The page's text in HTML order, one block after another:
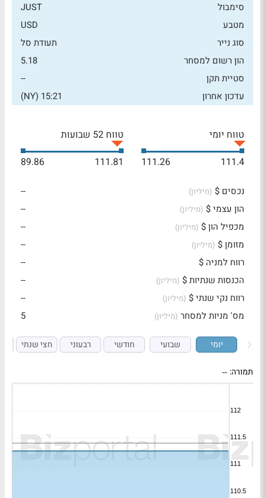
סימבול
JUST
מטבע
USD
סוג נייר
תעודת סל
הון רשום למסחר
5.18
סטיית תקן
--
עדכון אחרון
15:21 (NY)
טווח יומי
111.4
111.26
טווח 52 שבועות
111.81
89.86
נכסים $ (מיליון)
--
הון עצמי $ (מיליון)
--
מכפיל הון $ (מיליון)
--
מזומן $ (מיליון)
--
רווח למניה $
--
הכנסות שנתיות $ (מיליון)
--
רווח נקי שנתי $ (מיליון)
--
מס' מניות למסחר (מיליון) 5
יומי שבועי חודשי רבעוני חצי שנתי
תמורה: --